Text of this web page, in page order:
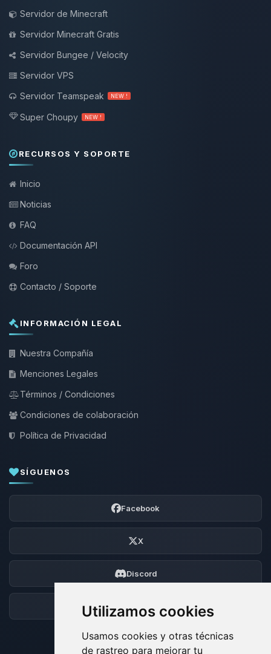
Utilizamos cookies
Usamos cookies y otras técnicas
de rastreo para mejorar tu
Servidor de Minecraft
Servidor Minecraft Gratis
Servidor Bungee / Velocity
Servidor VPS
Servidor Teamspeak
NEW !
Super Choupy NEW !
RECURSOS Y SOPORTE
Inicio
Noticias
FAQ
Documentación API
Foro
Contacto / Soporte
INFORMACIÓN LEGAL
Nuestra Compañía
Menciones Legales
Términos / Condiciones
Condiciones de colaboración
Política de Privacidad
SÍGUENOS
Facebook
X
Discord
Foro